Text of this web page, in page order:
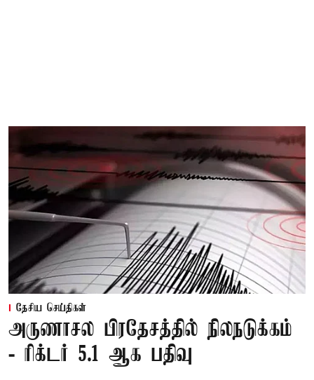
தேசிய செய்திகள்
அருணாசல பிரதேசத்தில் நிலநடுக்கம்
- ரிக்டர் 5.1 ஆக பதிவு